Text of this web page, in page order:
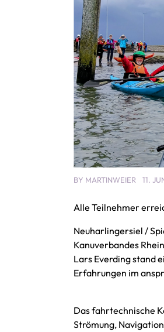
BY MARTINWEIER 11.
Alle Teilnehmer
Neuharlingersiel /
Kanuverbandes
Lars Everding stand
Erfahrungen im
Das fahrtechnische
Strömung,